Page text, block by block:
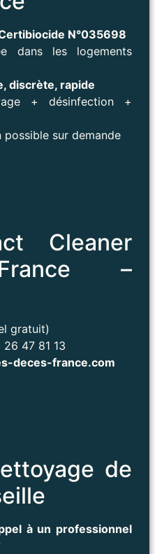
N°035698
dans les logements
discrète, rapide
+ désinfection +
sur demande
Cleaner
–
gratuit)
47 81 13
deces-france.com
de
à un professionnel